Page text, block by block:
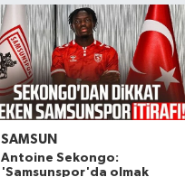
SAMSUN
Antoine Sekongo:
'Samsunspor'da olmak